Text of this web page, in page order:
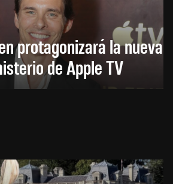
protagonizará la nueva
de Apple TV